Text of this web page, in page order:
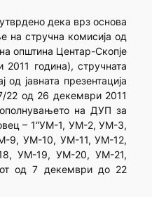
дека врз основа
на стручна комисија од
општина Центар-Скопје
година), стручната
од јавната презентација
22 од 26 декември 2011
на ДУП за
– 1“УМ-1, УМ-2, УМ-3,
УМ-10, УМ-11, УМ-12,
УМ-19, УМ-20, УМ-21,
од 7 декември до 22